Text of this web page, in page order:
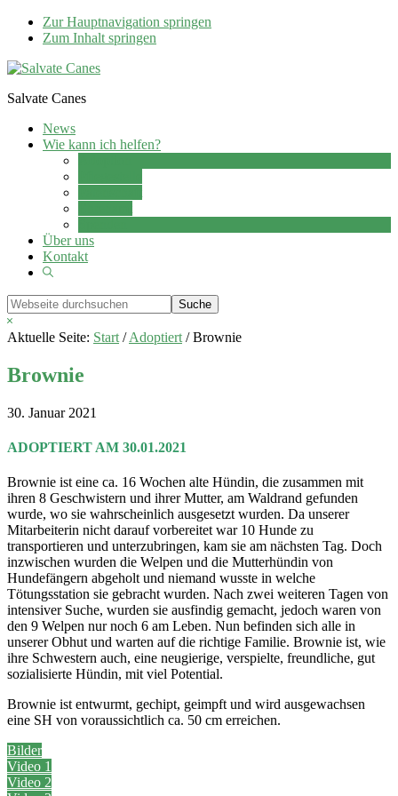
Zur Hauptnavigation springen
Zum Inhalt springen
Salvate Canes
News
Wie kann ich helfen?
Über uns
Kontakt
Show
Webseite
durchsuchen
Hide
Search
Aktuelle Seite: Start / Adoptiert /Brownie
Brownie
30. Januar 2021
ADOPTIERT AM 30.01.2021
Brownie ist eine ca. 16 Wochen alte Hündin, die zusammen mit
ihren 8 Geschwistern und ihrer Mutter, am Waldrand gefunden
wurde, wo sie wahrscheinlich ausgesetzt wurden. Da unserer
Mitarbeiterin nicht darauf vorbereitet war 10 Hunde zu
transportieren und unterzubringen, kam sie am nächsten Tag. Doch
inzwischen wurden die Welpen und die Mutterhündin von
Hundefängern abgeholt und niemand wusste in welche
Tötungsstation sie gebracht wurden. Nach zwei weiteren Tagen von
intensiver Suche, wurden sie ausfindig gemacht, jedoch waren von
den 9 Welpen nur noch 6 am Leben. Nun befinden sich alle in
unserer Obhut und warten auf die richtige Familie. Brownie ist, wie
ihre Schwestern auch, eine neugierige, verspielte, freundliche, gut
sozialisierte Hündin, mit viel Potential.
Brownie ist entwurmt, gechipt, geimpft und wird ausgewachsen
eine SH von voraussichtlich ca. 50 cm erreichen.
Bilder
Video 1
Video 2